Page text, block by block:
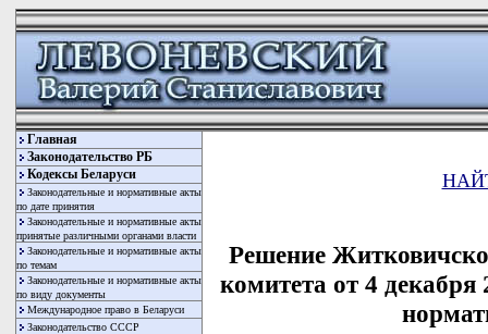
Главная
Законодательство РБ
Кодексы Беларуси
Законодательные и нормативные акты
по дате принятия
Законодательные и нормативные акты
принятые различными органами власти
Законодательные и нормативные акты
по темам
Законодательные и нормативные акты
по виду документы
Международное право в Беларуси
Законодательство СССР
Решение
комитета от 4